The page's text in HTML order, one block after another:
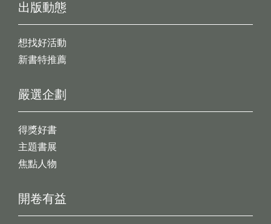
出版動態
想找好活動
新書特推薦
開卷有益
嚴選企劃
得獎好書
主題書展
焦點人物